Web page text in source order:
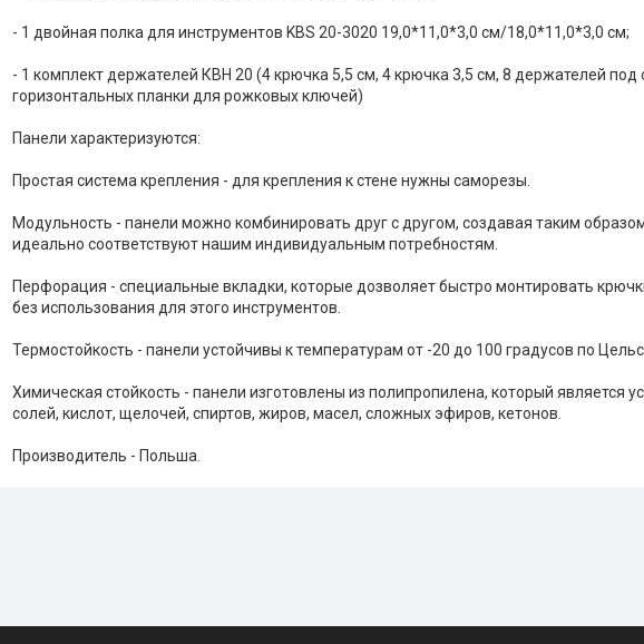
- 1 двойная полка для инструментов KBS 20-3020 19,0*11,0*3,0 см/18,0*11,0*3,0 см;
- 1 комплект держателей КВН 20 (4 крючка 5,5 см, 4 крючка 3,5 см, 8 держателей под
горизонтальных планки для рожковых ключей)
Панели характеризуются:
Простая система крепления - для крепления к стене нужны саморезы.
Модульность - панели можно комбинировать друг с другом, создавая таким
идеально соответствуют нашим индивидуальным потребностям.
Перфорация - специальные вкладки, которые дозволяет быстро монтировать
без использования для этого инструментов.
Термостойкость - панели устойчивы к температурам от -20 до 100 градусов по
Химическая стойкость - панели изготовлены из полипропилена, который является
солей, кислот, щелочей, спиртов, жиров, масел, сложных эфиров, кетонов.
Производитель - Польша.